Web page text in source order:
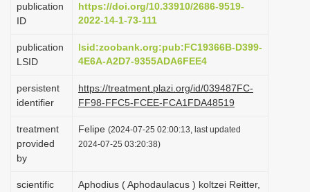
t
i
o
n
publication
ID
https://doi.org/10.33910/2686-9519-
2022-14-1-73-111
publication
LSID
lsid:zoobank.org:pub:FC19366B-D399-
4E6A-A2D7-9355ADA6FEE4
persistent
identifier
https://treatment.plazi.org/id/039487FC-
FF98-FFC5-FCEE-FCA1FDA48519
treatment
provided
by
Felipe (2024-07-25 02:00:13, last updated
2024-07-25 03:20:38)
scientific
Aphodius ( Aphodaulacus ) koltzei Reitter,